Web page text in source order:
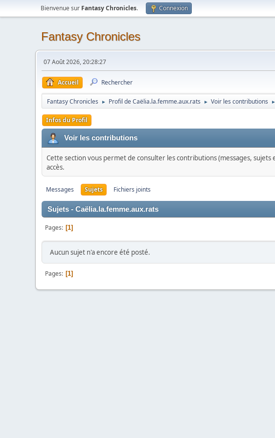
Bienvenue sur Fantasy Chronicles. Connexion
Fantasy Chronicles
07 Août 2026, 20:28:27
Accueil Rechercher
Fantasy Chronicles ► Profil de Caëlia.la.femme.aux.rats ► Voir les contributions ►
Infos du Profil
Voir les contributions
Cette section vous permet de consulter les contributions (messages,
accès.
Messages Sujets Fichiers joints
Sujets - Caëlia.la.femme.aux.rats
Pages 1
Aucun sujet n'a encore été posté.
Pages 1